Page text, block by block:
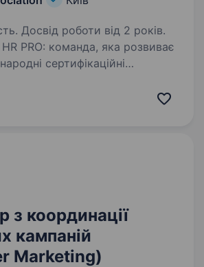
Досвід роботи від 2 років.
PRO: команда, яка розвиває
сертифікаційні
координації
кампаній
Marketing)